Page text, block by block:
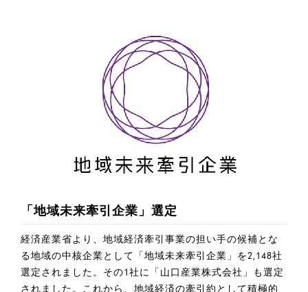
「地域未来牽引企業」選定
経済産業省より、地域経済牽引事業の担い手の候補とな
る地域の中核企業として「地域未来牽引企業」を2,148社
選定されました。その1社に「山口産業株式会社」も選定
されました。これから、地域経済の牽引約として積極的